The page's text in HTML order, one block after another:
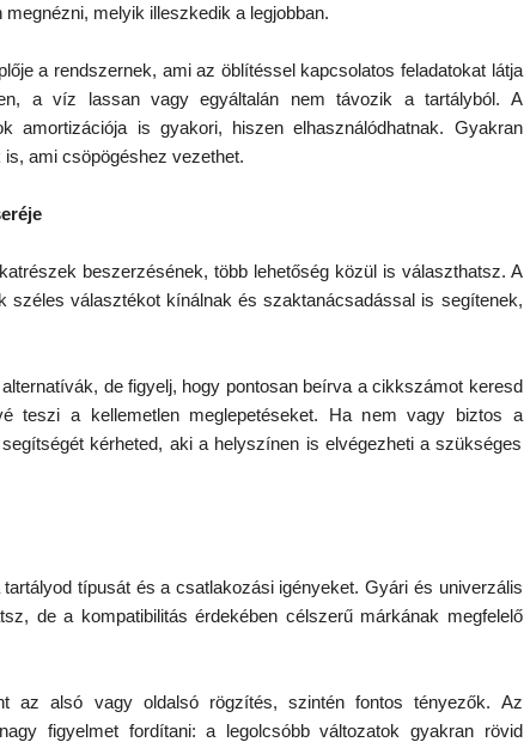
melyik illeszkedik a legjobban.
a rendszernek, ami az öblítéssel kapcsolatos feladatokat látja
a víz lassan vagy egyáltalán nem távozik a tartályból. A
amortizációja is gyakori, hiszen elhasználódhatnak. Gyakran
ami csöpögéshez vezethet.
beszerzésének, több lehetőség közül is választhatsz. A
széles választékot kínálnak és szaktanácsadással is segítenek,
de figyelj, hogy pontosan beírva a cikkszámot keresd
teszi a kellemetlen meglepetéseket. Ha nem vagy biztos a
kérheted, aki a helyszínen is elvégezheti a szükséges
típusát és a csatlakozási igényeket. Gyári és univerzális
de a kompatibilitás érdekében célszerű márkának megfelelő
az alsó vagy oldalsó rögzítés, szintén fontos tényezők. Az
figyelmet fordítani: a legolcsóbb változatok gyakran rövid